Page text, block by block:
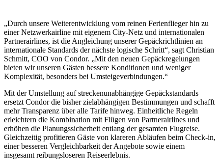
„Durch unsere Weiterentwicklung vom reinen Ferienflieger hin zu
einer Netzwerkairline mit eigenem City-Netz und internationalen
Partnerairlines, ist die Angleichung unserer Gepäckrichtlinien an
internationale Standards der nächste logische Schritt“, sagt Christian
Schmitt, COO von Condor. „Mit den neuen Gepäckregelungen
bieten wir unseren Gästen bessere Konditionen und weniger
Komplexität, besonders bei Umsteigeverbindungen.“
Mit der Umstellung auf streckenunabhängige Gepäckstandards
ersetzt Condor die bisher zielabhängigen Bestimmungen und schafft
mehr Transparenz über alle Tarife hinweg. Einheitliche Regeln
erleichtern die Kombination mit Flügen von Partnerairlines und
erhöhen die Planungssicherheit entlang der gesamten Flugreise.
Gleichzeitig profitieren Gäste von klareren Abläufen beim Check-in,
einer besseren Vergleichbarkeit der Angebote sowie einem
insgesamt reibungsloseren Reiseerlebnis.